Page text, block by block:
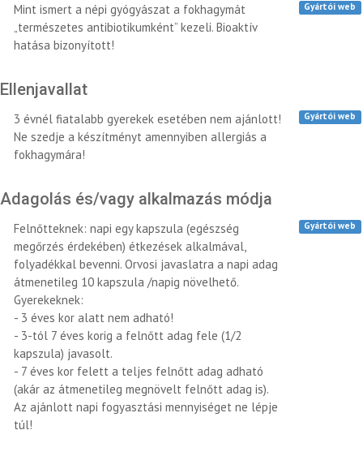
Mint ismert a népi gyógyászat a fokhagymát
„természetes antibiotikumként” kezeli. Bioaktív
hatása bizonyított!
Gyártói web
Ellenjavallat
3 évnél fiatalabb gyerekek esetében nem ajánlott!
Ne szedje a készítményt amennyiben allergiás a
fokhagymára!
Gyártói web
Adagolás és/vagy alkalmazás módja
Felnőtteknek: napi egy kapszula (egészség
megőrzés érdekében) étkezések alkalmával,
folyadékkal bevenni. Orvosi javaslatra a napi adag
átmenetileg 10 kapszula /napig növelhető.
Gyerekeknek:
- 3 éves kor alatt nem adható!
- 3-tól 7 éves korig a felnőtt adag fele (1/2
kapszula) javasolt.
- 7 éves kor felett a teljes felnőtt adag adható
(akár az átmenetileg megnövelt felnőtt adag is).
Az ajánlott napi fogyasztási mennyiséget ne lépje
túl!
Gyártói web